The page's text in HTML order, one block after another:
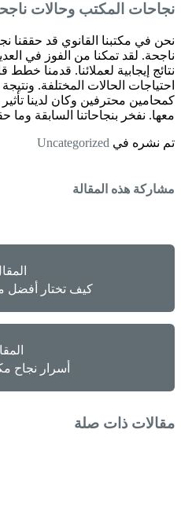
نجاحات المكتب وحالات
نحن في مكتبنا القانوي قد حققنا
ناجحة. لقد تمكنا من الفوز في
نتائج إيجابية لعملائنا. قدمنا
احتياجات الحالات المختلفة.
كمحامين محترفين وكان لدينا تأثير
معها. نفخر بنجاحاتنا السابقة وما
تم نشره في Uncategorized
مشاركة هذه المقالة
كيف تختار أفضل
أسرار نجاح
مقالات ذات صلة